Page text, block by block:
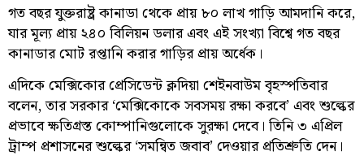
গত বছর যুক্তরাষ্ট্র কানাডা থেকে প্রায় ৮০ লাখ গাড়ি আমদানি করে,
যার মূল্য প্রায় ২৪০ বিলিয়ন ডলার এবং এই সংখ্যা বিশ্বে গত বছর
কানাডার মোট রপ্তানি করার গাড়ির প্রায় অর্ধেক।
এদিকে মেক্সিকোর প্রেসিডেন্ট ক্লদিয়া শেইনবাউম বৃহস্পতিবার
বলেন, তার সরকার ‘মেক্সিকোকে সবসময় রক্ষা করবে’ এবং শুল্কের
প্রভাবে ক্ষতিগ্রস্ত কোম্পানিগুলোকে সুরক্ষা দেবে। তিনি ৩ এপ্রিল
ট্রাম্প প্রশাসনের শুল্কের ‘সমন্বিত জবাব’ দেওয়ার প্রতিশ্রুতি দেন।